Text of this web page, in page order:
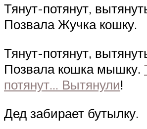
Тянут-потянут,
Позвала Жучка кошку.
Тянут-потянут,
Позвала кошка мышку.
потянут… Вытянули!
Дед забирает бутылку.